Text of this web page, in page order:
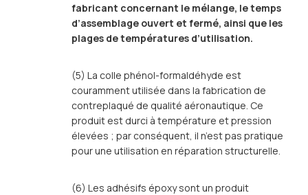
fabricant concernant le mélange, le temps
d’assemblage ouvert et fermé, ainsi que les
plages de températures d’utilisation.
(5) La colle phénol-formaldéhyde est
couramment utilisée dans la fabrication de
contreplaqué de qualité aéronautique. Ce
produit est durci à température et pression
élevées ; par conséquent, il n’est pas pratique
pour une utilisation en réparation structurelle.
(6) Les adhésifs époxy sont un produit